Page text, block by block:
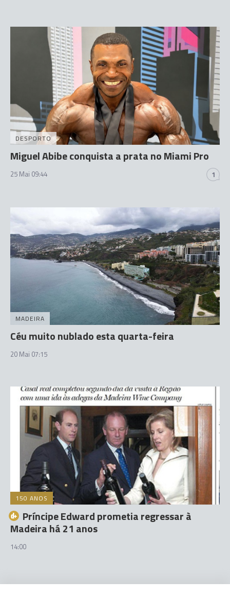
DESPORTO
Miguel Abibe conquista a prata no Miami Pro
25 Mai 09:44 1
MADEIRA
Céu muito nublado esta quarta-feira
20 Mai 07:15
150 ANOS
Príncipe Edward prometia regressar à
Madeira há 21 anos
14:00